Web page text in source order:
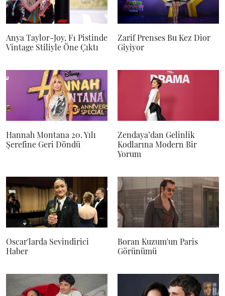
Anya Taylor-Joy, F1 Pistinde
Vintage Stiliyle Öne Çıktı
Zarif Prenses Bu Kez Dior
Giyiyor
Hannah Montana 20. Yılı
Şerefine Geri Döndü
Zendaya’dan Gelinlik
Kodlarına Modern Bir
Yorum
Oscar'larda Sevindirici
Haber
Boran Kuzum'un Paris
Görünümü